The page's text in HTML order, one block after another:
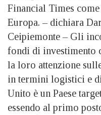
Financial Times
Europa. – dichiara
Ceipiemonte – Gli
fondi di investimento
la loro attenzione
in termini logistici e
Unito è un Paese
essendo al primo